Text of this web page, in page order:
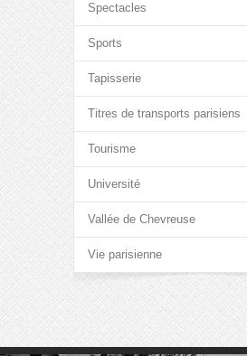
Spectacles
Sports
Tapisserie
Titres de transports parisiens
Tourisme
Université
Vallée de Chevreuse
Vie parisienne